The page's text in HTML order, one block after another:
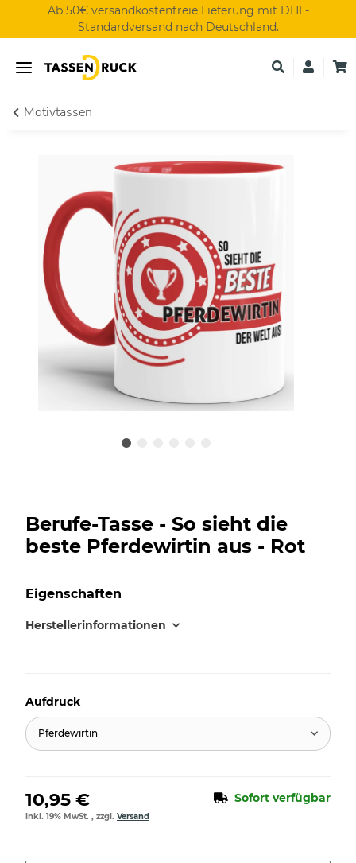
Ab 50€ versandkostenfreie Lieferung mit DHL-
Standardversand nach Deutschland.
Motivtassen
Berufe-Tasse - So sieht die
beste Pferdewirtin aus - Rot
Eigenschaften
Herstellerinformationen
Aufdruck
Pferdewirtin
10,95 € Sofort verfügbar
inkl. 19% MwSt. , zzgl. Versand